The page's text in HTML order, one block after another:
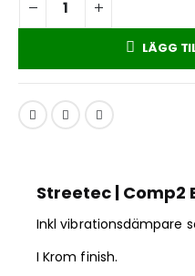
LÄGG
Streetec | Comp2
Inkl vibrationsdämpare
I Krom finish.